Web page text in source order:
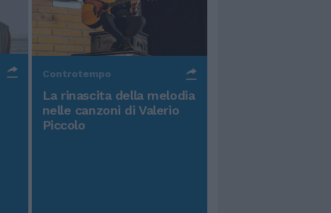
Controtempo
La rinascita della melodia
nelle canzoni di Valerio
Piccolo